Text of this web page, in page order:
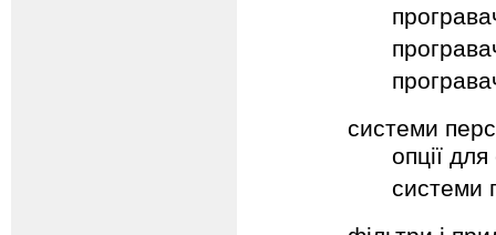
системи
опції
системи